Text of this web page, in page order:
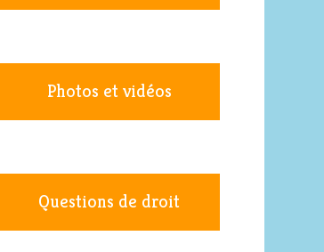
Photos et vidéos
Questions de droit